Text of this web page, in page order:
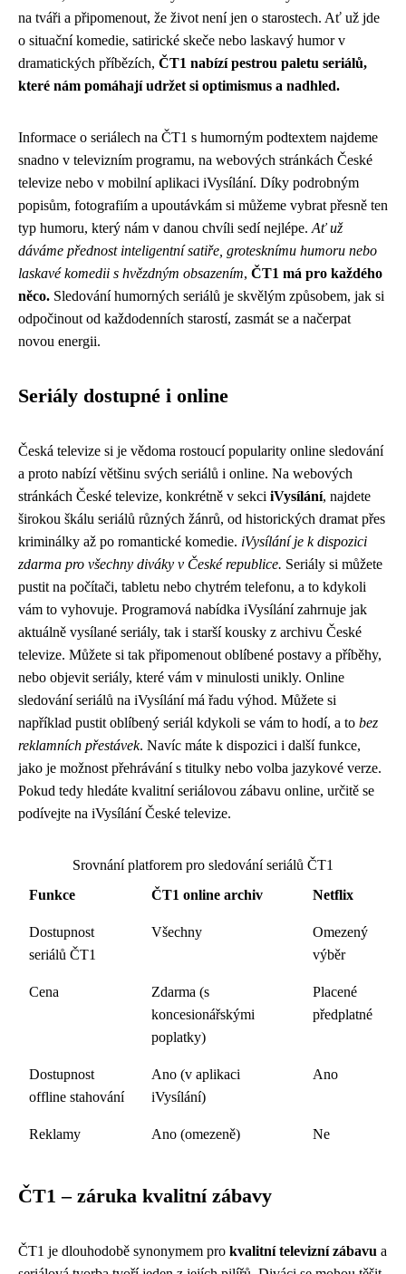
na tváři a připomenout, že život není jen o starostech. Ať už jde
o situační komedie, satirické skeče nebo laskavý humor v
dramatických příbězích, ČT1 nabízí pestrou paletu seriálů,
které nám pomáhají udržet si optimismus a nadhled.
Informace o seriálech na ČT1 s humorným podtextem najdeme
snadno v televizním programu, na webových stránkách České
televize nebo v mobilní aplikaci iVysílání. Díky podrobným
popisům, fotografiím a upoutávkám si můžeme vybrat přesně ten
typ humoru, který nám v danou chvíli sedí nejlépe. Ať už
dáváme přednost inteligentní satiře, grotesknímu humoru nebo
laskavé komedii s hvězdným obsazením, ČT1 má pro každého
něco. Sledování humorných seriálů je skvělým způsobem, jak si
odpočinout od každodenních starostí, zasmát se a načerpat
novou energii.
Seriály dostupné i online
Česká televize si je vědoma rostoucí popularity online sledování
a proto nabízí většinu svých seriálů i online. Na webových
stránkách České televize, konkrétně v sekci iVysílání, najdete
širokou škálu seriálů různých žánrů, od historických dramat přes
kriminálky až po romantické komedie. iVysílání je k dispozici
zdarma pro všechny diváky v České republice. Seriály si můžete
pustit na počítači, tabletu nebo chytrém telefonu, a to kdykoli
vám to vyhovuje. Programová nabídka iVysílání zahrnuje jak
aktuálně vysílané seriály, tak i starší kousky z archivu České
televize. Můžete si tak připomenout oblíbené postavy a příběhy,
nebo objevit seriály, které vám v minulosti unikly. Online
sledování seriálů na iVysílání má řadu výhod. Můžete si
například pustit oblíbený seriál kdykoli se vám to hodí, a to bez
reklamních přestávek. Navíc máte k dispozici i další funkce,
jako je možnost přehrávání s titulky nebo volba jazykové verze.
Pokud tedy hledáte kvalitní seriálovou zábavu online, určitě se
podívejte na iVysílání České televize.
Srovnání platforem pro sledování seriálů ČT1
Funkce
ČT1 online archiv Netflix
Dostupnost
seriálů ČT1
Všechny
Omezený
výběr
Cena
Zdarma (s
koncesionářskými
poplatky)
Placené
předplatné
Dostupnost
offline stahování
Ano (v aplikaci
iVysílání)
Ano
Reklamy Ano (omezeně) Ne
ČT1 – záruka kvalitní zábavy
ČT1 je dlouhodobě synonymem pro kvalitní televizní zábavu a